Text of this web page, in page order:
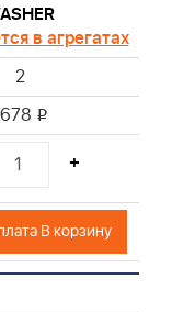
в агрегатах
2
i
+
В корзину